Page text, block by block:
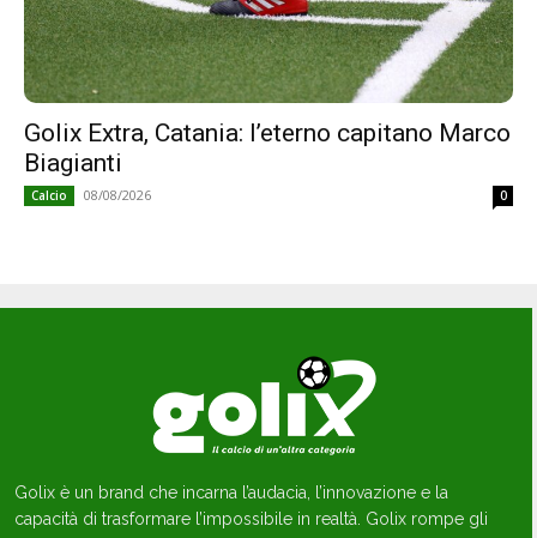
Golix Extra, Catania: l’eterno capitano Marco
Biagianti
Calcio 08/08/2026 0
Golix è un brand che incarna l’audacia, l’innovazione e la
capacità di trasformare l’impossibile in realtà. Golix rompe gli